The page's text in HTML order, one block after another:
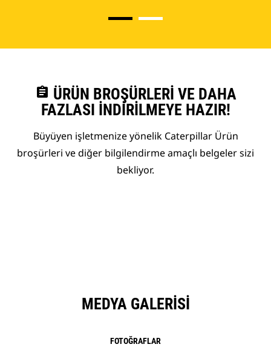
assignment ÜRÜN BROŞÜRLERI VE DAHA
FAZLASI İNDIRILMEYE HAZIR!
Büyüyen işletmenize yönelik Caterpillar Ürün
broşürleri ve diğer bilgilendirme amaçlı belgeler sizi
bekliyor.
MEDYA GALERISI
FOTOĞRAFLAR